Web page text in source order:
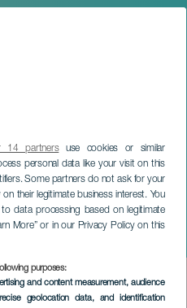
14 partnersuse cookies or similar
personal data like your visit on this
Some partners do not ask for your
their legitimate business interest. You
data processing based on legitimate
More” or in our Privacy Policy on this
purposes:
and content measurement, audience
geolocation data, and identification
Chinchon: